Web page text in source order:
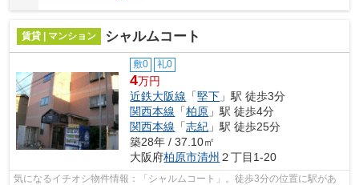
賃貸 | マンション シャルムコート
敷0 礼0
4万円
近鉄大阪線 「堅下 」駅 徒歩3分
関西本線 「柏原 」駅 徒歩4分
関西本線 「志紀 」駅 徒歩25分
築28年 / 37.10㎡
大阪府柏原市清州 ２丁目1-20
気になるイチオシ物件情報：「シャルムコート」。徒歩3分の位置に駅があ